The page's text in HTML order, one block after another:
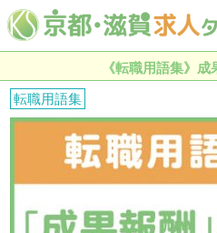
《転職用語集》
転職用語集